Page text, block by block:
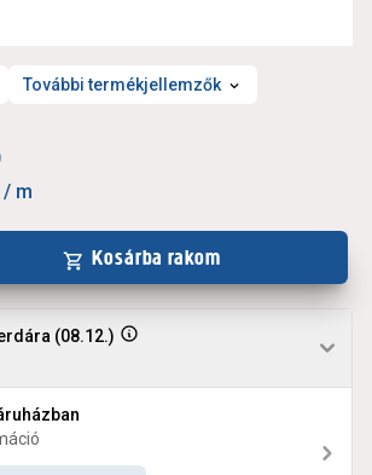
További termékjellemzők
/ m
(08.12.)
Kosárba rakom